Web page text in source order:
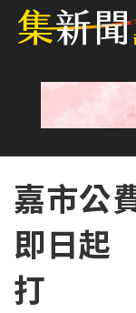
嘉市公
即日起
打